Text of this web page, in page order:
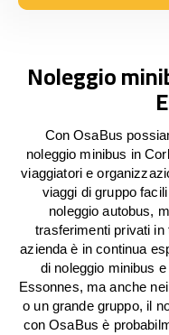
Noleggio
Con OsaBus
noleggio minibus in
viaggiatori e
viaggi di gruppo
noleggio autobus,
trasferimenti privati
azienda è in continua
di noleggio minibus
Essonnes, ma anche
o un grande gruppo, il
con OsaBus è